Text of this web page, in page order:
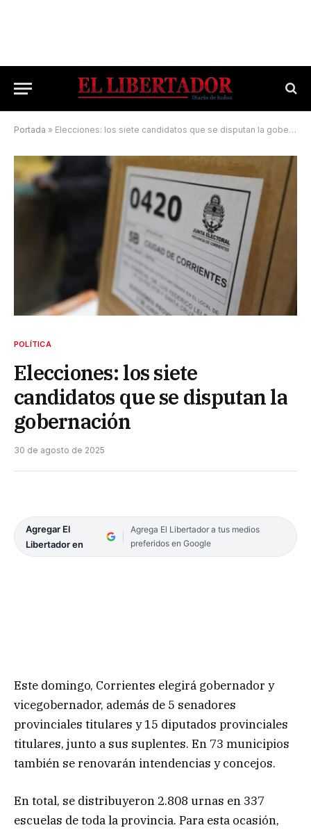
Portada » Elecciones: los siete candidatos que se disputan la gobernación
POLÍTICA
Elecciones: los siete
candidatos que se disputan la
gobernación
30 de agosto de 2025
Agregar El
Libertador en
Agrega El Libertador a tus medios
preferidos en Google
Este domingo, Corrientes elegirá gobernador y
vicegobernador, además de 5 senadores
provinciales titulares y 15 diputados provinciales
titulares, junto a sus suplentes. En 73 municipios
también se renovarán intendencias y concejos.
En total, se distribuyeron 2.808 urnas en 337
escuelas de toda la provincia. Para esta ocasión,